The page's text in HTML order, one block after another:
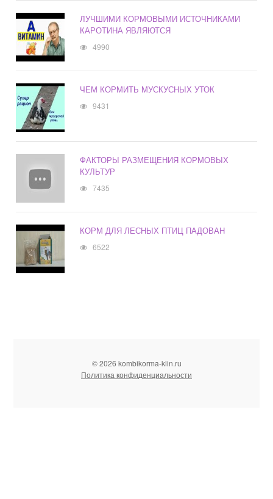
ЛУЧШИМИ КОРМОВЫМИ ИСТОЧНИКАМИ
КАРОТИНА ЯВЛЯЮТСЯ
4990
ЧЕМ КОРМИТЬ МУСКУСНЫХ УТОК
9431
ФАКТОРЫ РАЗМЕЩЕНИЯ КОРМОВЫХ
КУЛЬТУР
7435
КОРМ ДЛЯ ЛЕСНЫХ ПТИЦ ПАДОВАН
6522
© 2026 kombikorma-klin.ru
Политика конфиденциальности